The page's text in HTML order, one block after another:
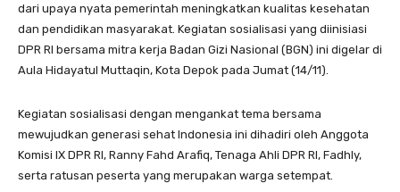
dari upaya nyata pemerintah meningkatkan kualitas kesehatan
dan pendidikan masyarakat. Kegiatan sosialisasi yang diinisiasi
DPR RI bersama mitra kerja Badan Gizi Nasional (BGN) ini digelar di
Aula Hidayatul Muttaqin, Kota Depok pada Jumat (14/11).
Kegiatan sosialisasi dengan mengankat tema bersama
mewujudkan generasi sehat Indonesia ini dihadiri oleh Anggota
Komisi IX DPR RI, Ranny Fahd Arafiq, Tenaga Ahli DPR RI, Fadhly,
serta ratusan peserta yang merupakan warga setempat.